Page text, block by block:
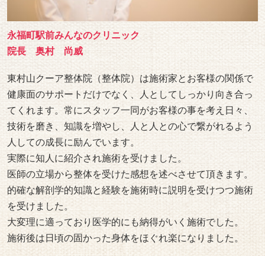
永福町駅前みんなのクリニック
院長 奥村 尚威
東村山クーア整体院（整体院）は施術家とお客様の関係で
健康面のサポートだけでなく、人としてしっかり向き合っ
てくれます。常にスタッフ一同がお客様の事を考え日々、
技術を磨き、知識を増やし、人と人との心で繋がれるよう
人しての成長に励んでいます。
実際に知人に紹介され施術を受けました。
医師の立場から整体を受けた感想を述べさせて頂きます。
的確な解剖学的知識と経験を施術時に説明を受けつつ施術
を受けました。
大変理に適っており医学的にも納得がいく施術でした。
施術後は日頃の固かった身体をほぐれ楽になりました。